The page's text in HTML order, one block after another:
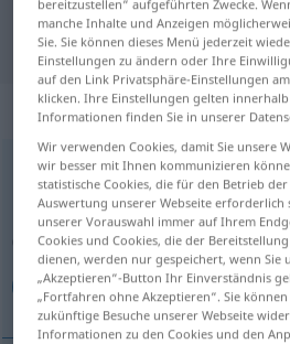
"unrichtig" Arabisch
„unrichtig“:
unrichtigadj
Übersicht aller
(Für mehr Details die Übersetzung
غير صحيح, خاطئ
bereitzustellen“ aufgeführten Zwecke.
manche Inhalte und Anzeigen
Sie. Sie können dieses Menü jederzeit
Einstellungen zu ändern oder Ihre
auf den Link Privatsphäre-Einstellungen
klicken. Ihre Einstellungen gelten
Informationen finden Sie in unserer
Wir verwenden Cookies, damit Sie unsere
wir besser mit Ihnen kommunizieren
statistische Cookies, die für den Betrieb
Auswertung unserer Webseite
unserer Vorauswahl immer auf Ihrem
Cookies und Cookies, die der
dienen, werden nur gespeichert, wenn Sie
„Akzeptieren“-Button Ihr Einverständnis
„Fortfahren ohne Akzeptieren“. Sie
zukünftige Besuche unserer Webseite
Informationen zu den Cookies und den